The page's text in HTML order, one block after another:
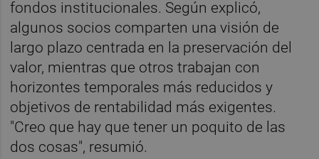
fondos institucionales. Según explicó,
algunos socios comparten una visión de
largo plazo centrada en la preservación del
valor, mientras que otros trabajan con
horizontes temporales más reducidos y
objetivos de rentabilidad más exigentes.
"Creo que hay que tener un poquito de las
dos cosas", resumió.